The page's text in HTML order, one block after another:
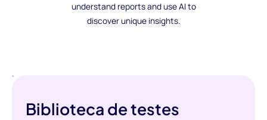
understand reports and use AI to
discover unique insights.
Biblioteca de testes